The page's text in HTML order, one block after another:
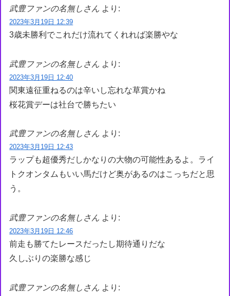
武豊ファンの名無しさん より:
2023年3月19日 12:39
3歳未勝利でこれだけ流れてくれれば楽勝やな
武豊ファンの名無しさん より:
2023年3月19日 12:40
関東遠征重ねるのは辛いし忘れな草賞かね
桜花賞デーは社台で勝ちたい
武豊ファンの名無しさん より:
2023年3月19日 12:43
ラップも超優秀だしかなりの大物の可能性あるよ。ライ
トクオンタムもいい馬だけど奥があるのはこっちだと思
う。
武豊ファンの名無しさん より:
2023年3月19日 12:46
前走も勝てたレースだったし期待通りだな
久しぶりの楽勝な感じ
武豊ファンの名無しさん より: